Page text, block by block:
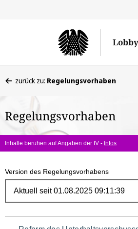
befinden
hier:
zurück zu: Regelungsvorhaben
Regelungsvorhaben
Inhalte beruhen auf Angaben der IV - Infos
Version des Regelungsvorhabens